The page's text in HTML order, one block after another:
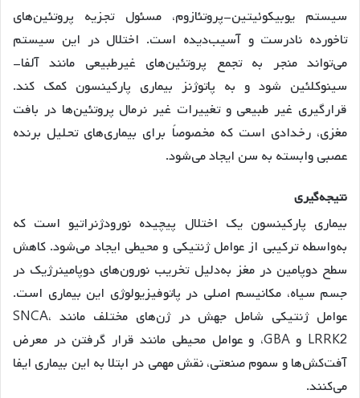
سیستم یوبیکوئیتین-پروتئازوم، مسئول تجزیه پروتئین‌های
تاخورده نادرست و آسیب‌دیده است. اختلال در این سیستم
می‌تواند منجر به تجمع پروتئین‌های غیرطبیعی مانند آلفا-
سینوکلئین شود و به پاتوژنز بیماری پارکینسون کمک کند.
قرارگیری غیر طبیعی و تغییرات غیر نرمال پروتئین‌ها در بافت
مغزی، رخدادی است که مخصوصاً برای بیماری‌های تحلیل برنده
عصبی وابسته به سن ایجاد می‌شود.
نتیجه‌گیری
بیماری پارکینسون یک اختلال پیچیده نورودژنراتیو است که
به‌واسطه ترکیبی از عوامل ژنتیکی و محیطی ایجاد می‌شود. کاهش
سطح دوپامین در مغز به‌دلیل تخریب نورون‌های دوپامینرژیک در
جسم سیاه، مکانیسم اصلی در پاتوفیزیولوژی این بیماری است.
عوامل ژنتیکی شامل جهش در ژن‌های مختلف مانند SNCA،
LRRK2 و GBA، و عوامل محیطی مانند قرار گرفتن در معرض
آفت‌کش‌ها و سموم صنعتی، نقش مهمی در ابتلا به این بیماری ایفا
می‌کنند.